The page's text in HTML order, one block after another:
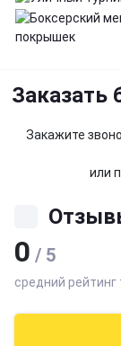
Заказать
Закажите
или
0 / 5
средний рейтинг